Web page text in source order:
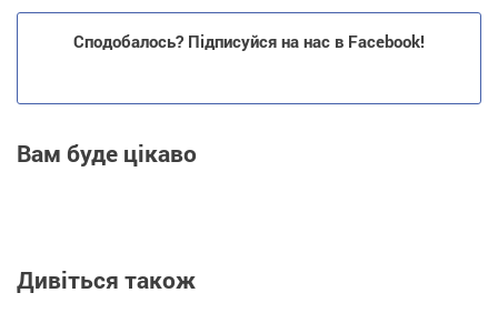
Сподобалось? Підписуйся на нас в Facebook!
Вам буде цікаво
Дивіться також